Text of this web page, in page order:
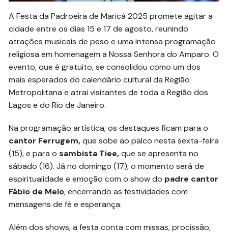
A Festa da Padroeira de Maricá 2025 promete agitar a
cidade entre os dias 15 e 17 de agosto, reunindo
atrações musicais de peso e uma intensa programação
religiosa em homenagem a Nossa Senhora do Amparo. O
evento, que é gratuito, se consolidou como um dos
mais esperados do calendário cultural da Região
Metropolitana e atrai visitantes de toda a Região dos
Lagos e do Rio de Janeiro.
Na programação artística, os destaques ficam para o
cantor Ferrugem,que sobe ao palco nesta sexta-feira
(15), e para osambista Tiee,que se apresenta no
sábado (16). Já no domingo (17), o momento será de
espiritualidade e emoção com o show do padre cantor
Fábio de Melo, encerrando as festividades com
mensagens de fé e esperança.
Além dos shows, a festa conta com missas, procissão,